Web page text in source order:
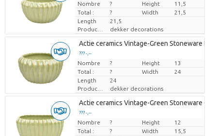
Prix par pièce
Nombre ? Height
11,5
Total :
? Width
21,5
Length
21,5
Producteur
dekker decorations
Actie ceramics Vintage-Green Stoneware
??? -,--
Prix par pièce
Nombre ? Height
13
Total :
? Width
24
Length
24
Producteur
dekker decorations
Actie ceramics Vintage-Green Stoneware
??? -,--
Prix par pièce
Nombre ? Height
12
Total :
? Width
15,5